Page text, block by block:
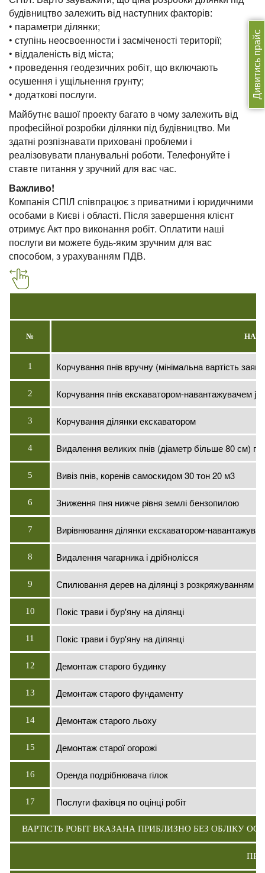
Дивитись прайс
будівництво залежить від наступних факторів:
• параметри ділянки;
• ступінь неосвоенности і засміченості території;
• віддаленість від міста;
• проведення геодезичних робіт, що включають
осушення і ущільнення грунту;
• додаткові послуги.
Майбутнє вашої проекту багато в чому залежить від
професійної розробки ділянки під будівництво. Ми
здатні розпізнавати приховані проблеми і
реалізовувати планувальні роботи. Телефонуйте і
ставте питання у зручний для вас час.
Важливо!
Компанія СПІЛ співпрацює з приватними і юридичними
особами в Києві і області. Після завершення клієнт
отримує Акт про виконання робіт. Оплатити наші
послуги ви можете будь-яким зручним для вас
способом, з урахуванням ПДВ.
№
1 Корчування пнів вручну (мінімальна вартість
2 Корчування пнів екскаватором-навантажувачем
3 Корчування ділянки екскаватором
4 Видалення великих пнів (діаметр більше 80 см)
5 Вивіз пнів, коренів самоскидом 30 тон 20 м3
6 Зниження пня нижче рівня землі бензопилою
7 Вирівнювання ділянки екскаватором-
8 Видалення чагарника і дрібнолісся
9 Спилювання дерев на ділянці з розкряжуванням
10 Покіс трави і бур'яну на ділянці
11 Покіс трави і бур'яну на ділянці
12 Демонтаж старого будинку
13 Демонтаж старого фундаменту
14 Демонтаж старого льоху
15 Демонтаж старої огорожі
16 Оренда подрібнювача гілок
17 Послуги фахівця по оцінці робіт
ВАРТІСТЬ РОБІТ ВКАЗАНА ПРИБЛИЗНО БЕЗ ОБЛІКУ